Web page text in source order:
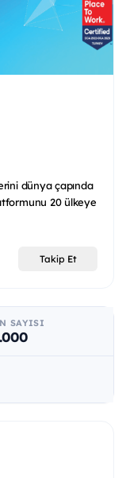
dünya çapında
20 ülkeye
Takip Et
SAYISI